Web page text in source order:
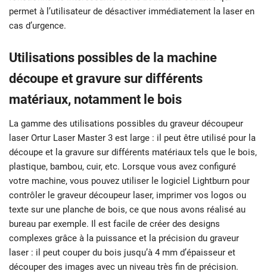
permet à l’utilisateur de désactiver immédiatement la laser en
cas d’urgence.
Utilisations possibles de la machine
découpe et gravure sur différents
matériaux, notamment le bois
La gamme des utilisations possibles du graveur découpeur
laser Ortur Laser Master 3 est large : il peut être utilisé pour la
découpe et la gravure sur différents matériaux tels que le bois,
plastique, bambou, cuir, etc. Lorsque vous avez configuré
votre machine, vous pouvez utiliser le logiciel Lightburn pour
contrôler le graveur découpeur laser, imprimer vos logos ou
texte sur une planche de bois, ce que nous avons réalisé au
bureau par exemple. Il est facile de créer des designs
complexes grâce à la puissance et la précision du graveur
laser : il peut couper du bois jusqu’à 4 mm d’épaisseur et
découper des images avec un niveau très fin de précision.